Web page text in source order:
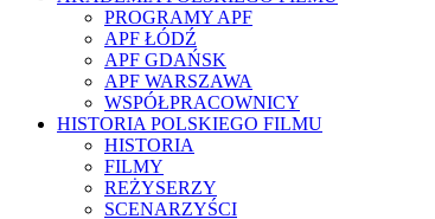
PROGRAMY APF
APF ŁÓDŹ
APF GDAŃSK
APF WARSZAWA
WSPÓŁPRACOWNICY
HISTORIA POLSKIEGO FILMU
HISTORIA
FILMY
REŻYSERZY
SCENARZYŚCI